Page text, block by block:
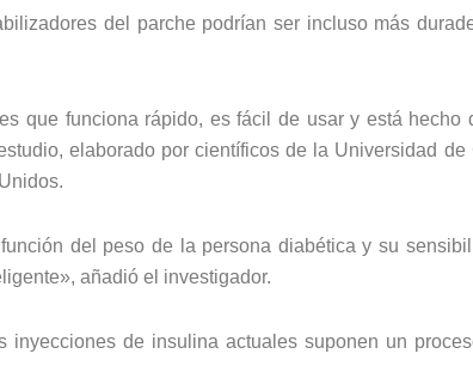
del parche podrían ser incluso más
que funciona rápido, es fácil de usar y está hecho
elaborado por científicos de la Universidad
del peso de la persona diabética y su
añadió el investigador.
inyecciones de insulina actuales suponen un